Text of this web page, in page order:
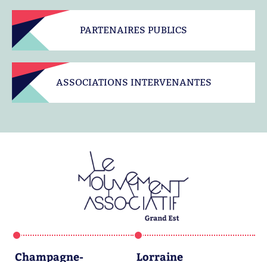
PARTENAIRES PUBLICS
ASSOCIATIONS INTERVENANTES
Champagne-
Lorraine